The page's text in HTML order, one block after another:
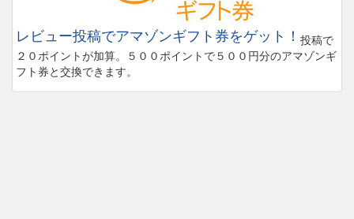
レビュー投稿でアマゾンギフト券をゲット！ 投稿で
２０ポイントが加算。５００ポイントで５００円分のアマゾンギ
フト券と交換できます。